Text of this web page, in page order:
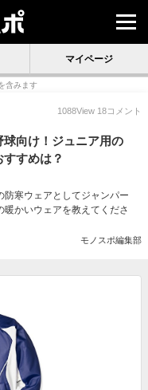
マイページ
含みます
1088View 18コメント
向け！ジュニア用の
すめは？
寒ウェアとしてジャンパー
かいウェアを教えてくださ
モノスポ編集部